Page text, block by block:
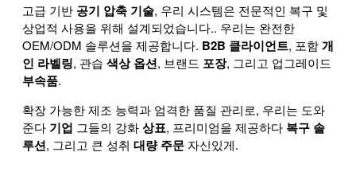
고급 기반 공기 압축 기술, 우리 시스템은 전문적인 복구 및
상업적 사용을 위해 설계되었습니다.. 우리는 완전한
OEM/ODM 솔루션을 제공합니다. B2B 클라이언트, 포함개
인 라벨링, 관습 색상 옵션, 브랜드 포장, 그리고 업그레이드
부속품.
확장 가능한 제조 능력과 엄격한 품질 관리로, 우리는 도와
준다 기업 그들의 강화상표, 프리미엄을 제공하다 복구 솔
루션, 그리고 큰 성취 대량 주문 자신있게.